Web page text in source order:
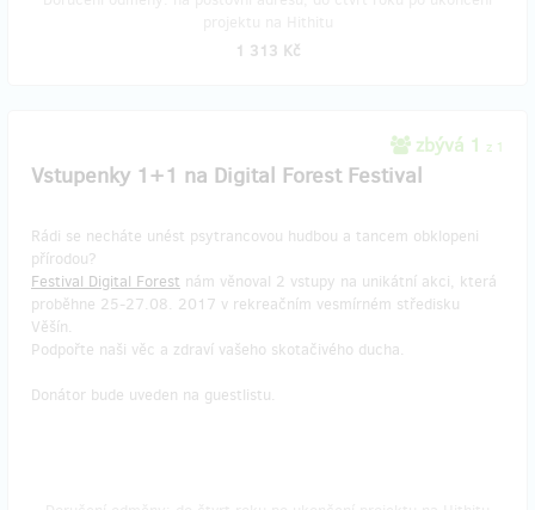
1 313 Kč
zbývá 1 z 1
Vstupenky 1+1 na Digital Forest Festival
Rádi se necháte unést psytrancovou hudbou a tancem obklopeni
přírodou?
Festival Digital Forest nám věnoval 2 vstupy na unikátní akci, která
proběhne 25-27.08. 2017 v rekreačním vesmírném středisku
Věšín.
Podpořte naši věc a zdraví vašeho skotačivého ducha.
Donátor bude uveden na guestlistu.